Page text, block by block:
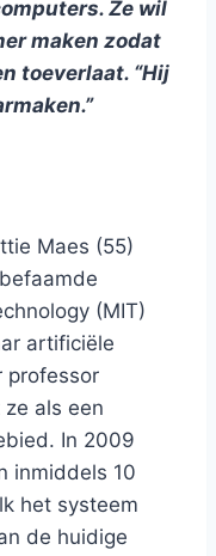
Ze wil
maken zodat
toeverlaat. “Hij
Maes (55)
(MIT)
artificiële
professor
als een
In 2009
inmiddels 10
het systeem
de huidige